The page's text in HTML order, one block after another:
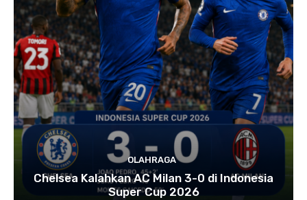
OLAHRAGA
Chelsea Kalahkan AC Milan 3-0 di Indonesia
Super Cup 2026